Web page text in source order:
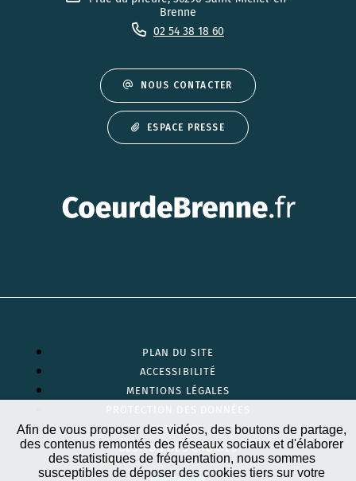
Afin de vous proposer des vidéos, des boutons de partage,
des contenus remontés des réseaux sociaux et d'élaborer
des statistiques de fréquentation, nous sommes
susceptibles de déposer des cookies tiers sur votre
Brenne
02 54 38 18 60
NOUS CONTACTER
ESPACE PRESSE
PLAN DU SITE
ACCESSIBILITÉ
MENTIONS LÉGALES
EXTRANET
GESTION DES COOKIES